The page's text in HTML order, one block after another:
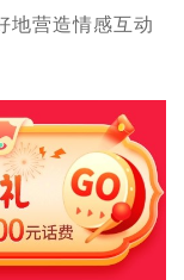
地营造情感互动